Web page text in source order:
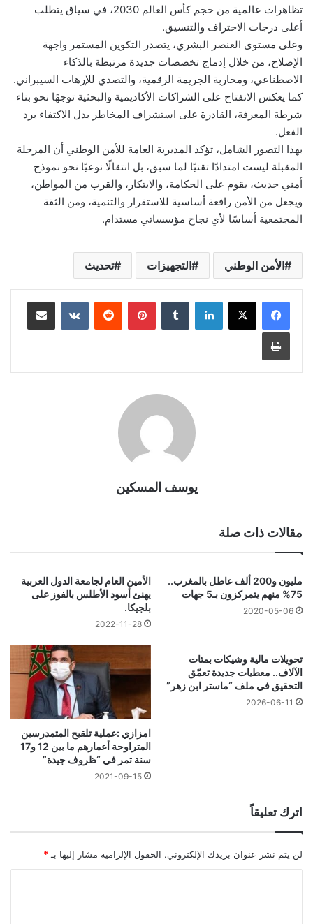
تظاهرات عالمية من حجم كأس العالم 2030، في سياق يتطلب
أعلى درجات الاحتراف والتنسيق.
وعلى مستوى العنصر البشري، يتصدر التكوين المستمر واجهة
الإصلاح، من خلال إدماج تخصصات جديدة مرتبطة بالذكاء
الاصطناعي، ومحاربة الجريمة الرقمية، والتصدي للإرهاب السيبراني.
كما يعكس الانفتاح على الشراكات الأكاديمية والبحثية توجهًا نحو بناء
شرطة المعرفة، القادرة على استشراف المخاطر بدل الاكتفاء برد
الفعل.
بهذا التصور الشامل، تؤكد المديرية العامة للأمن الوطني أن المرحلة
المقبلة ليست امتدادًا تقنيًا لما سبق، بل انتقالًا نوعيًا نحو نموذج
أمني حديث، يقوم على الحكامة، والابتكار، والقرب من المواطن،
ويجعل من الأمن رافعة أساسية للاستقرار والتنمية، ومن الثقة
المجتمعية أساسًا لأي نجاح مؤسساتي مستدام.
الأمن الوطني التجهيزات تحديث
لينكدإن بينتيريست مشاركة عبر البريد
طباعة
يوسف المسكين
مقالات ذات صلة
مليون و200 ألف عاطل بالمغرب..
75% منهم يتمركزون بـ5 جهات
2020-05-06
الأمين العام لجامعة الدول العربية
يهنئ أسود الأطلس بالفوز على
بلجيكا.
2022-11-28
تحويلات مالية وشيكات بمئات
الآلاف.. معطيات جديدة تعمّق
التحقيق في ملف “ماستر ابن زهر”
2026-06-11
امزازي :عملية تلقيح المتمدرسين
المتراوحة أعمارهم ما بين 12 و17
سنة تمر في “ظروف جيدة”
2021-09-15
اترك تعليقاً
لن يتم نشر عنوان بريدك الإلكتروني. الحقول الإلزامية مشار إليها بـ *